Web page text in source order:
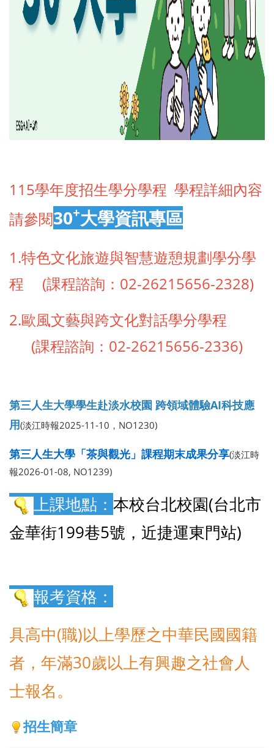
115學年度招生學分學程 學程詳細內容
請參閱30+大學資訊專區
1.特色文化旅遊與智慧遊憩規劃學分學
程 (課程諮詢：02-26215656-2328)
2.歐風文藝與跨文化對話學分學程
(課程諮詢：02-26215656-2336)
第三人生大學學生赴淡水校園 跨領域體驗AI科技應
用(淡江時報2025-11-10，NO1230)
第三人生大學「茶與觀光」課程期末成果分享(淡江時
報2026-01-08, NO1239)
上課地點： 本校台北校園(台北市
金華街199巷5號，近捷運東門站)
報考資格：
具高中(職)以上學歷之中華民國國籍
者，年滿30歲以上有興趣之社會人
士報名。
招生簡章